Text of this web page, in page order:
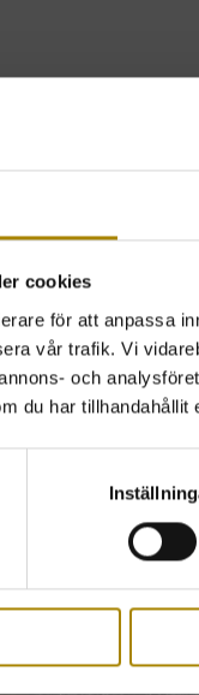
cookies
för att anpassa
vår trafik. Vi
och
du har